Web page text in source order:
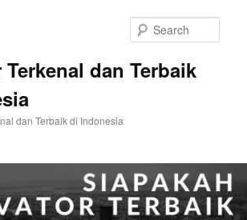
dan Terbaik
dan Terbaik di Indonesia